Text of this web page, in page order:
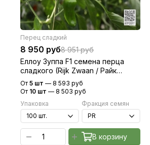
Перец сладкий
8 950 руб8 951 руб
Еллоу Зуппа F1 семена перца
сладкого (Rijk Zwaan / Райк
Цваан)
От 5 шт — 8 593 руб
От 10 шт — 8 503 руб
Упаковка
Фракция семян
В корзину